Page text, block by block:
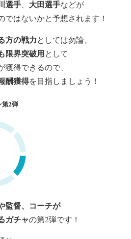
選手 大田選手などが
ではないかと予想されます！
方の戦力としては勿論、
限界突破用として
得できるので、
酬獲得を目指しましょう！
第2弾
監督、コーチが
ガチャの第2弾です！